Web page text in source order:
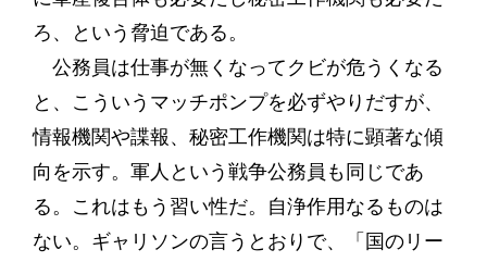
ろ、という脅迫である。
公務員は仕事が無くなってクビが危うくなる
と、こういうマッチポンプを必ずやりだすが、
情報機関や諜報、秘密工作機関は特に顕著な傾
向を示す。軍人という戦争公務員も同じであ
る。これはもう習い性だ。自浄作用なるものは
ない。ギャリソンの言うとおりで、「国のリー